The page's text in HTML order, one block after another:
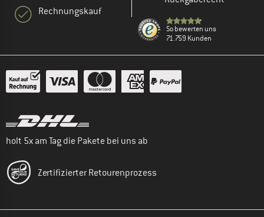
Rechnungskauf
So bewerten uns
71.759 Kunden
holt 5x am Tag die Pakete bei uns ab
Zertifizierter Retourenprozess